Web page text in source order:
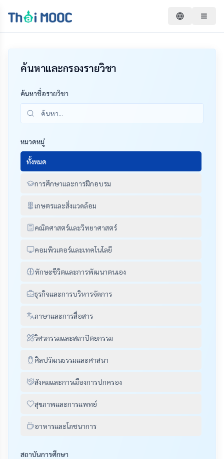
ค้นหาและกรองรายวิชา
ค้นหาชื่อรายวิชา
หมวดหมู่
ทั้งหมด
การศึกษาและการฝึกอบรม
เกษตรและสิ่งแวดล้อม
คณิตศาสตร์และวิทยาศาสตร์
คอมพิวเตอร์และเทคโนโลยี
ทักษะชีวิตและการพัฒนาตนเอง
ธุรกิจและการบริหารจัดการ
ภาษาและการสื่อสาร
วิศวกรรมและสถาปัตยกรรม
ศิลปวัฒนธรรมและศาสนา
สังคมและการเมืองการปกครอง
สุขภาพและการแพทย์
อาหารและโภชนาการ
สถาบันการศึกษา